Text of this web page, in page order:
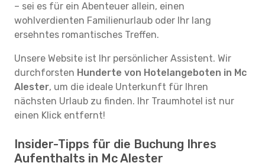
– sei es für ein Abenteuer allein, einen
wohlverdienten Familienurlaub oder Ihr lang
ersehntes romantisches Treffen.
Unsere Website ist Ihr persönlicher Assistent. Wir
durchforsten Hunderte von Hotelangeboten in Mc
Alester, um die ideale Unterkunft für Ihren
nächsten Urlaub zu finden. Ihr Traumhotel ist nur
einen Klick entfernt!
Insider-Tipps für die Buchung Ihres
Aufenthalts in Mc Alester